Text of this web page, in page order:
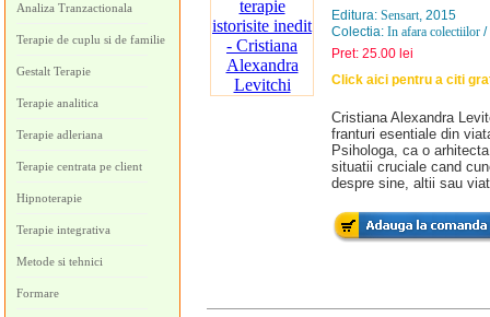
Analiza Tranzactionala
Terapie de cuplu si de familie
Gestalt Terapie
Terapie analitica
Terapie adleriana
Terapie centrata pe client
Hipnoterapie
Terapie integrativa
Metode si tehnici
Formare
Editura: Sensart, 2015
Colectia: In afara colectiilor /
Pret: 25.00 lei
Click aici pentru a citi
Cristiana Alexandra
franturi esentiale din
Psihologa, ca o
situatii cruciale cand
despre sine, altii sau